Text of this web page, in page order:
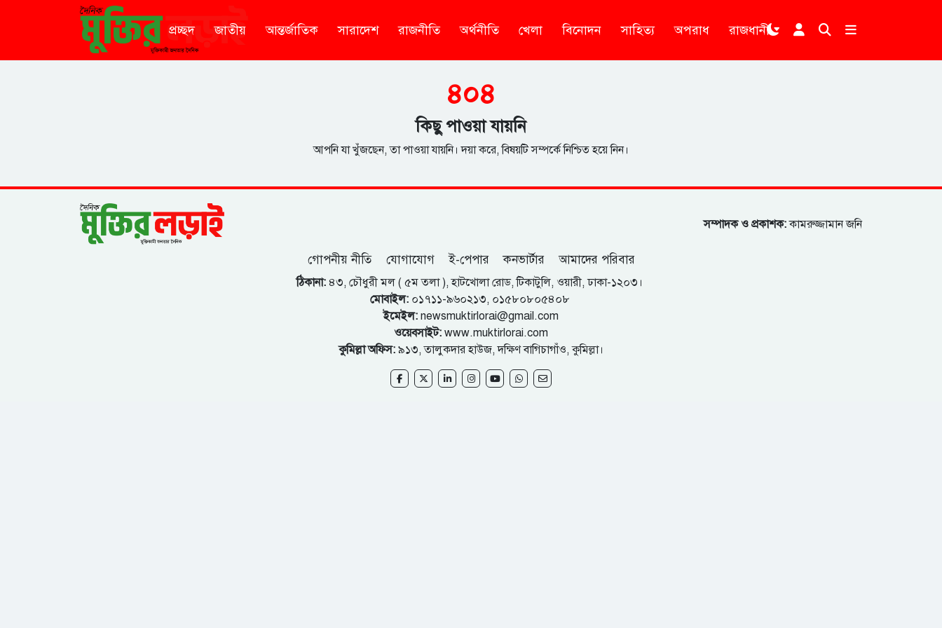
প্রচ্ছদ জাতীয় আন্তর্জাতিক সারাদেশ রাজনীতি অর্থনীতি খেলা বিনোদন সাহিত্য অপরাধ রাজধানী
৪০৪
কিছু পাওয়া যায়নি
আপনি যা খুঁজছেন, তা পাওয়া যায়নি। দয়া করে, বিষয়টি সম্পর্কে নিশ্চিত হয়ে নিন।
সম্পাদক ও প্রকাশক:কামরুজ্জামান জনি
গোপনীয় নীতি যোগাযোগ ই-পেপার কনভার্টার আমাদের পরিবার
ঠিকানা: ৪৩, চৌধুরী মল ( ৫ম তলা ), হাটখোলা রোড, টিকাটুলি, ওয়ারী, ঢাকা-১২০৩।
মোবাইল:০১৭১১-৯৬০২১৩, ০১৫৮০৮০৫৪০৮
ইমেইল: newsmuktirlorai@gmail.com
ওয়েবসাইট: www.muktirlorai.com
কুমিল্লা অফিস: ৯১৩, তালুকদার হাউজ, দক্ষিণ বাগিচাগাঁও, কুমিল্লা।